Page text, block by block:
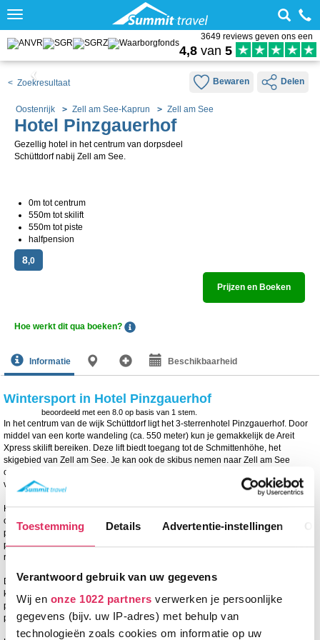
Toestemming Details Advertentie-instellingen
Verantwoord gebruik van uw gegevens
Wij en onze 1022 partners verwerken je persoonlijke
gegevens (bijv. uw IP-adres) met behulp van
technologieën zoals cookies om informatie op uw
Toggle
3649 reviews geven ons een
4,8 van 5
< Zoekresultaat Bewaren Delen
Oostenrijk Zell am See-Kaprun Zell am See
Hotel Pinzgauerhof
Gezellig hotel in het centrum van dorpsdeel
Schüttdorf nabij Zell am See.
0m tot centrum
550m tot skilift
550m tot piste
halfpension
8,0
Prijzen en Boeken
Hoe werkt dit qua boeken?
Informatie Beschikbaarheid
Wintersport in Hotel Pinzgauerhof
beoordeeld met een 8.0 op basis van 1 stem.
In het centrum van de wijk Schüttdorf ligt het 3-sterrenhotel Pinzgauerhof. Door
middel van een korte wandeling (ca. 550 meter) kun je gemakkelijk de Areit
Xpress skilift bereiken. Deze lift biedt toegang tot de Schmittenhöhe, het
skigebied van Zell am See. Je kan ook de skibus nemen naar Zell am See
centrum of Kaprun. Er is een halte op ca. 150 meter van het hotel. Het centrum
van Zell am See bevindt zich op ongeveer 2 km afstand.
Het hotel beschikt over de volgende faciliteiten: receptie, lounge, gratis Wi-Fi,
ontbijtzaal, restaurant, bar, verwarmde skiberging, buitenterras, gratis
parkeergelegenheid en een speelkamer voor de kinderen. Na een dagje op de
piste kan je gebruik maken van de wellness met o.a. stoomcabine, sauna en
rustruimte.
De comfortabele kamers zijn voorzien van badkamer met douche, toilet, föhn,
kabel-tv en Wi-Fi. Een deel van de kamers heeft een balkon. De 2-
persoonskamers zijn ca. 23m2 en de 2/3-persoonskamer ca. 25m2. De 3e
persoon slaapt hier op een vast bed.